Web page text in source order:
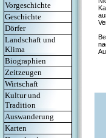
Vorgeschichte
Geschichte
Dörfer
Landschaft und
Klima
Biographien
Zeitzeugen
Wirtschaft
Kultur und
Tradition
Auswanderung
Karten